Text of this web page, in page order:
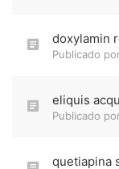
doxylamin
Publicado
eliquis
Publicado
quetiapina